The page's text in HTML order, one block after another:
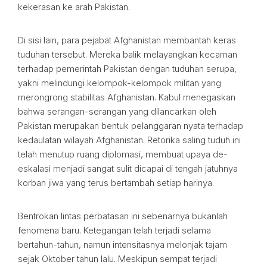
kekerasan ke arah Pakistan.
Di sisi lain, para pejabat Afghanistan membantah keras
tuduhan tersebut. Mereka balik melayangkan kecaman
terhadap pemerintah Pakistan dengan tuduhan serupa,
yakni melindungi kelompok-kelompok militan yang
merongrong stabilitas Afghanistan. Kabul menegaskan
bahwa serangan-serangan yang dilancarkan oleh
Pakistan merupakan bentuk pelanggaran nyata terhadap
kedaulatan wilayah Afghanistan. Retorika saling tuduh ini
telah menutup ruang diplomasi, membuat upaya de-
eskalasi menjadi sangat sulit dicapai di tengah jatuhnya
korban jiwa yang terus bertambah setiap harinya.
Bentrokan lintas perbatasan ini sebenarnya bukanlah
fenomena baru. Ketegangan telah terjadi selama
bertahun-tahun, namun intensitasnya melonjak tajam
sejak Oktober tahun lalu. Meskipun sempat terjadi